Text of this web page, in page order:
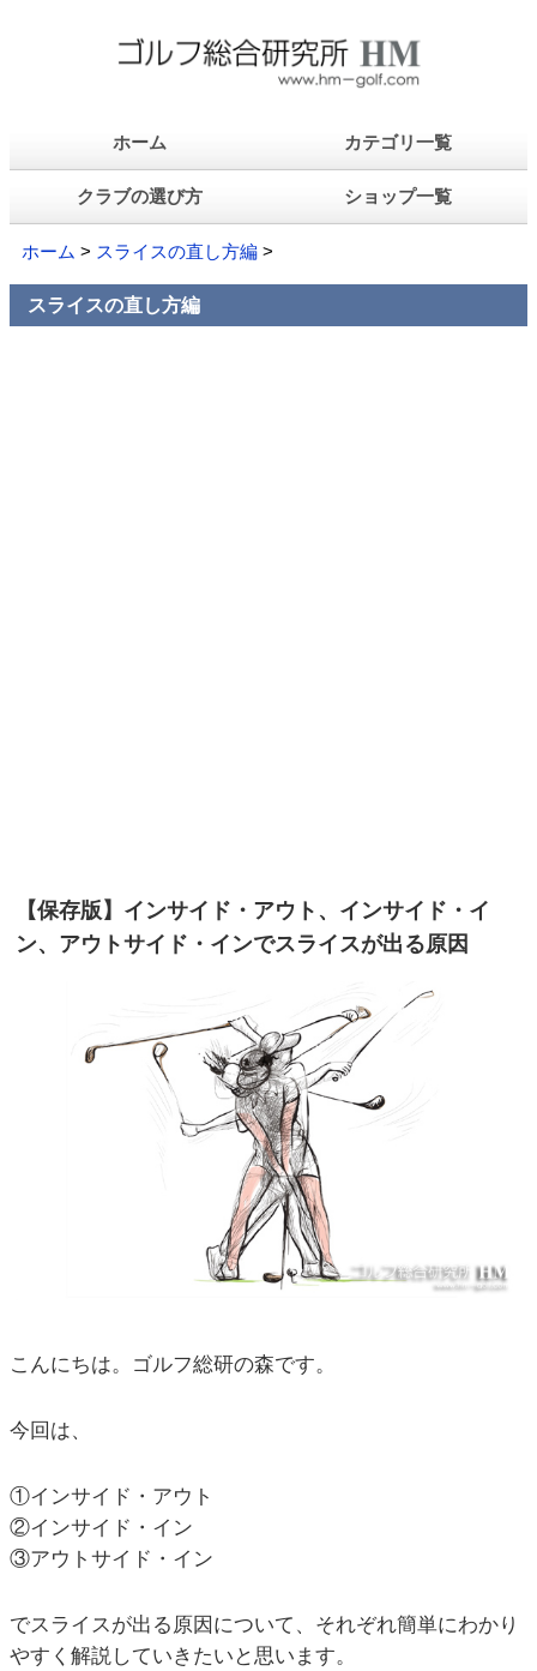
ホーム カテゴリ一覧
クラブの選び方 ショップ一覧
ホーム > スライスの直し方編 >
スライスの直し方編
【保存版】インサイド・アウト、インサイド・イ
ン、アウトサイド・インでスライスが出る原因
こんにちは。ゴルフ総研の森です。
今回は、
①インサイド・アウト
②インサイド・イン
③アウトサイド・イン
でスライスが出る原因について、それぞれ簡単にわかり
やすく解説していきたいと思います。